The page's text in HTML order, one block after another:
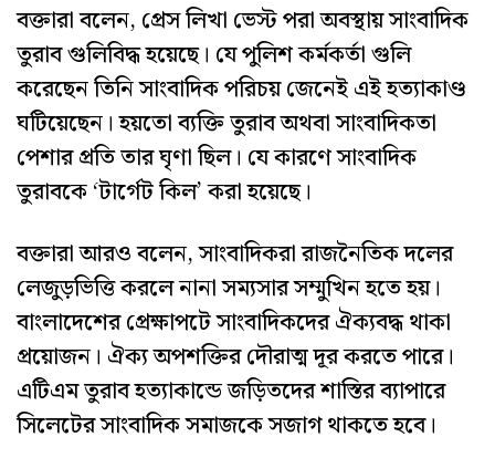
বক্তারা বলেন, প্রেস লিখা ভেস্ট পরা অবস্থায় সাংবাদিক
তুরাব গুলিবিদ্ধ হয়েছে। যে পুলিশ কর্মকর্তা গুলি
করেছেন তিনি সাংবাদিক পরিচয় জেনেই এই হত্যাকাণ্ড
ঘটিয়েছেন। হয়তো ব্যক্তি তুরাব অথবা সাংবাদিকতা
পেশার প্রতি তার ঘৃণা ছিল। যে কারণে সাংবাদিক
তুরাবকে ‘টার্গেট কিল’ করা হয়েছে।
বক্তারা আরও বলেন, সাংবাদিকরা রাজনৈতিক দলের
লেজুড়ভিত্তি করলে নানা সম্যসার সম্মুখিন হতে হয়।
বাংলাদেশের প্রেক্ষাপটে সাংবাদিকদের ঐক্যবদ্ধ থাকা
প্রয়োজন। ঐক্য অপশক্তির দৌরাত্ম দূর করতে পারে।
এটিএম তুরাব হত্যাকান্ডে জড়িতদের শাস্তির ব্যাপারে
সিলেটের সাংবাদিক সমাজকে সজাগ থাকতে হবে।